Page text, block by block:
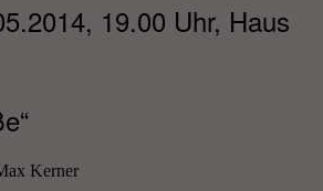
19.00 Uhr, Haus
Kerner